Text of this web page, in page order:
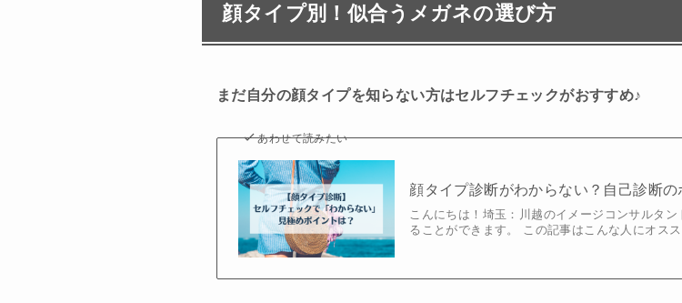
顔タイプ別！似合うメガネの選び方
まだ自分の顔タイプを知らない方はセルフチェックがおすすめ♪
あわせて読みたい
顔タイプ診断がわからない？自己診断の
こんにちは！埼玉：川越のイメージコンサルタ
ることができます。 この記事はこんな人にオス